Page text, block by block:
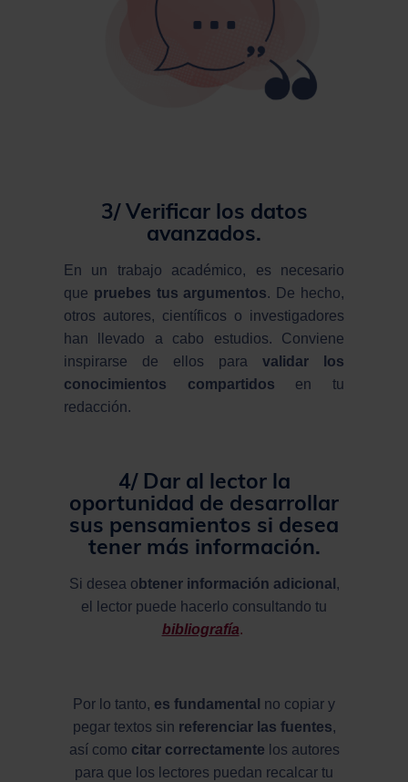
3/ Verificar los datos
avanzados.
En un trabajo académico, es necesario
que pruebes tus argumentos. De hecho,
otros autores, científicos o investigadores
han llevado a cabo estudios. Conviene
inspirarse de ellos para validar los
conocimientos compartidos en tu
redacción.
4/ Dar al lector la
oportunidad de desarrollar
sus pensamientos si desea
tener más información.
Si desea o btener información adicional ,
el lector puede hacerlo consultando tu
bibliografía.
Por lo tanto, es fundamental no copiar y
pegar textos sin referenciar las fuentes,
así como citar correctamente los autores
para que los lectores puedan recalcar tu